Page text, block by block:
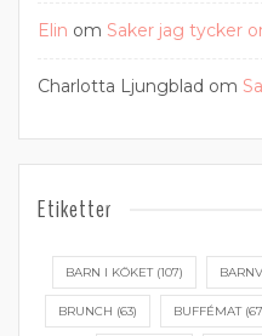
Elin om Saker jag tycker
Charlotta Ljungblad om
Etiketter
BARN I KÖKET(107)
BRUNCH (63) BUFFÉMAT